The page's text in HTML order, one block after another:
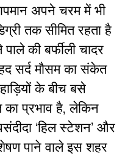
अपने चरम में भी
तक सीमित रहता है
की बर्फीली चादर
सर्द मौसम का संकेत
के बीच बसे
प्रभाव है, लेकिन
‘हिल स्टेशन’ और
पाने वाले इस शहर